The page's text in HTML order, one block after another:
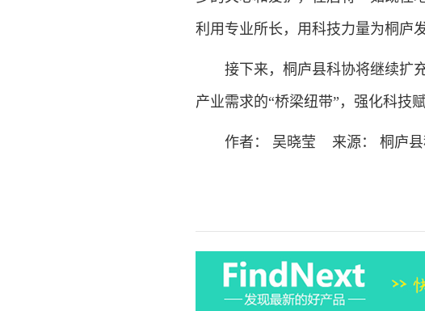
利用专业所长，用科技力量为桐庐
接下来，桐庐县科协将继续扩充
产业需求的“桥梁纽带”，强化科技
作者： 吴晓莹 来源： 桐庐县